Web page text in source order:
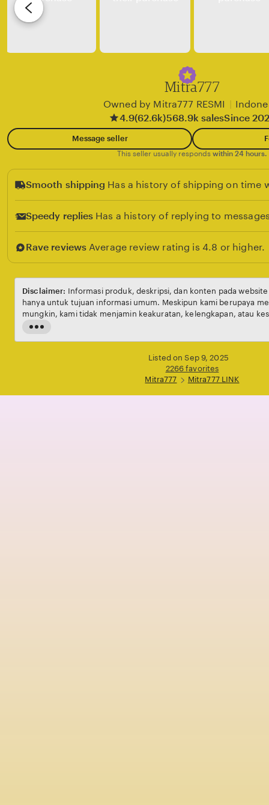
i
i
e
t
Mitra777
Owned by Mitra777 RESMI
4.9(62.6k)568.9k salesSince
Message seller
This seller usually responds within 24 hours.
Smooth shipping Has a history of shipping on time
Speedy replies Has a history of replying to
Rave reviews Average review rating is 4.8 or higher.
Read
the
Disclaimer: Informasi produk, deskripsi, dan konten pada
hanya untuk tujuan informasi umum. Meskipun kami berupaya
mungkin, kami tidak menjamin keakuratan, kelengkapan, atau
setiap individu. Harga, ketersediaan produk, serta penawaran
Listed on Sep 9, 2025
2266 favorites
Mitra777
Mitra777 LINK